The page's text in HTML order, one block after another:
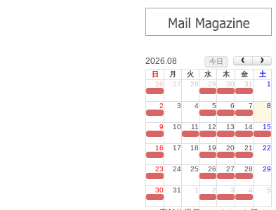
2026.08
今日
日
月 火 水 木 金
土
26
27 28 29 30 31 1
2 3 4 5 6 7 8
9 10 11 12 13 14 15
16 17 18 19 20 21 22
23 24 25 26 27 28 29
30 31 1 2 3 4 5